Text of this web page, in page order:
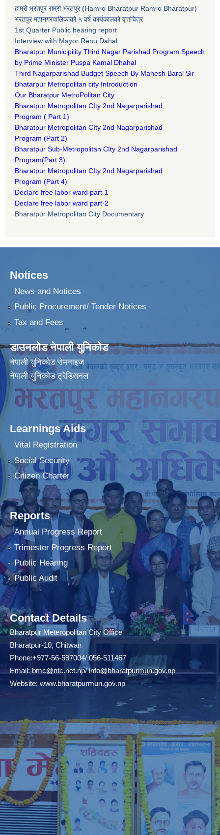
हाम्रो भरतपुर राम्रो भरतपुर (Hamro Bharatpur Ramro Bharatpur)
भरतपुर महानगरपालिकाको ५ वर्षे कार्यकालको वृत्तचित्र
1st Quarter Public hearing report
Interview with Mayor Renu Dahal
Bharatpur Municipility Third Nagar Parishad Program Speech
by Prime Minister Puspa Kamal Dhahal​
Third Nagarparishad Budget Speech By Mahesh Baral Sir​
Bhatarpur Metropolitan city Introduction​
Our Bharatpur MetroPolitan City​
Bharatpur Metropolitan CIty 2nd Nagarparishad
Program ( Part 1)
Bharatpur Metropolitan CIty 2nd Nagarparishad
Program (Part 2)
Bharatpur Sub-Metropolitan CIty 2nd Nagarparishad
Program(Part 3)
Bharatpur Metropolitan CIty 2nd Nagarparishad
Program (Part 4)
Declare free labor ward part-1
Declare free labor ward part-2
Bharatpur Metropolitan City Documentary
Notices
News and Notices
Public Procurement/ Tender Notices
Tax and Fees
डाउनलोड नेपाली युनिकोड
नेपाली युनिकोड रोमनाइज
नेपाली युनिकोड ट्रेडिसनल
Learnings Aids
Vital Registration
Social Security
Citizen Charter
Reports
Annual Progress Report
Trimester Progress Report
Public Hearing
Public Audit
Contact Details
Bharatpur Meteropolitan City Office
Bharatpur-10, Chitwan
Phone:+977-56-597004/ 056-511467
Email:bmc@ntc.net.np/info@bharatpurmun.gov.np
Website: www.bharatpurmun.gov.np